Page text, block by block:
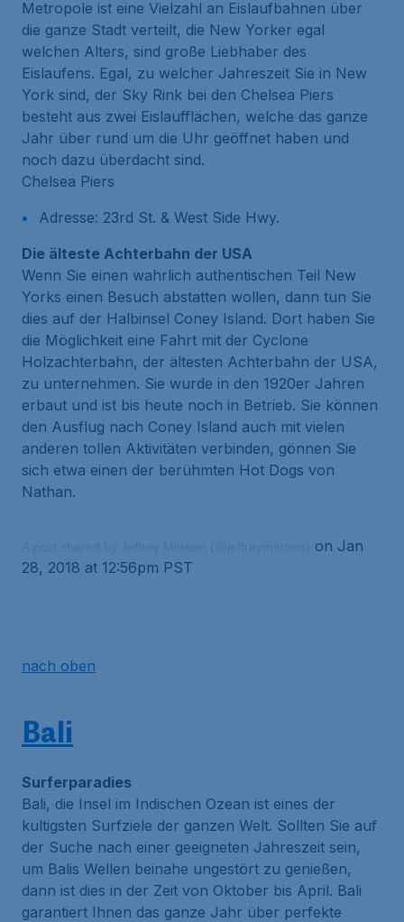
Metropole ist eine Vielzahl an Eislaufbahnen über
die ganze Stadt verteilt, die New Yorker egal
welchen Alters, sind große Liebhaber des
Eislaufens. Egal, zu welcher Jahreszeit Sie in New
York sind, der Sky Rink bei den Chelsea Piers
besteht aus zwei Eislaufflächen, welche das ganze
Jahr über rund um die Uhr geöffnet haben und
noch dazu überdacht sind.
Chelsea Piers
Adresse: 23rd St. & West Side Hwy.
Die älteste Achterbahn der USA
Wenn Sie einen wahrlich authentischen Teil New
Yorks einen Besuch abstatten wollen, dann tun Sie
dies auf der Halbinsel Coney Island. Dort haben Sie
die Möglichkeit eine Fahrt mit der Cyclone
Holzachterbahn, der ältesten Achterbahn der USA,
zu unternehmen. Sie wurde in den 1920er Jahren
erbaut und ist bis heute noch in Betrieb. Sie können
den Ausflug nach Coney Island auch mit vielen
anderen tollen Aktivitäten verbinden, gönnen Sie
sich etwa einen der berühmten Hot Dogs von
Nathan.
on Jan
28, 2018 at 12:56pm PST
nach oben
Bali
Surferparadies
Bali, die Insel im Indischen Ozean ist eines der
kultigsten Surfziele der ganzen Welt. Sollten Sie auf
der Suche nach einer geeigneten Jahreszeit sein,
um Balis Wellen beinahe ungestört zu genießen,
dann ist dies in der Zeit von Oktober bis April. Bali
garantiert Ihnen das ganze Jahr über perfekte